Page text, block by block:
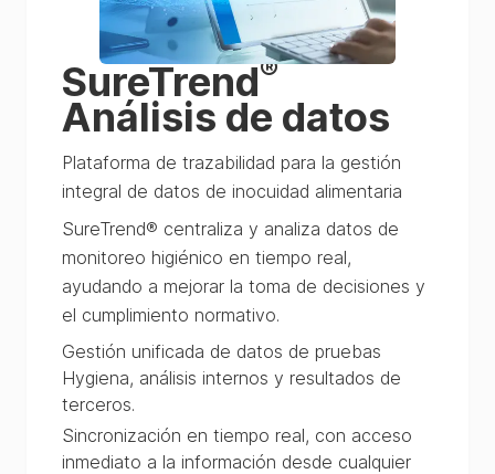
SureTrend®
Análisis de datos
Plataforma de trazabilidad para la gestión
integral de datos de inocuidad alimentaria
SureTrend® centraliza y analiza datos de
monitoreo higiénico en tiempo real,
ayudando a mejorar la toma de decisiones y
el cumplimiento normativo.
Gestión unificada de datos de pruebas
Hygiena, análisis internos y resultados de
terceros.
Sincronización en tiempo real, con acceso
inmediato a la información desde cualquier